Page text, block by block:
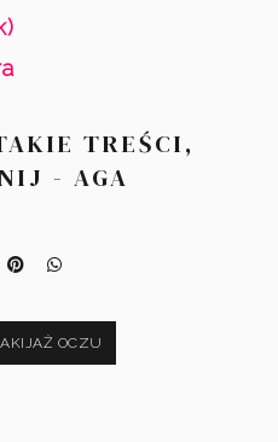
TREŚCI,
- AGA
OCZU